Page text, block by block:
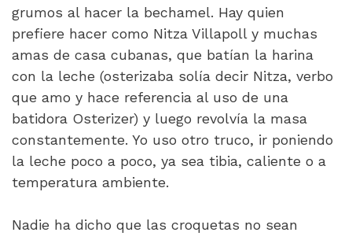
grumos al hacer la bechamel. Hay quien
prefiere hacer como Nitza Villapoll y muchas
amas de casa cubanas, que batían la harina
con la leche (osterizaba solía decir Nitza, verbo
que amo y hace referencia al uso de una
batidora Osterizer) y luego revolvía la masa
constantemente. Yo uso otro truco, ir poniendo
la leche poco a poco, ya sea tibia, caliente o a
temperatura ambiente.
Nadie ha dicho que las croquetas no sean